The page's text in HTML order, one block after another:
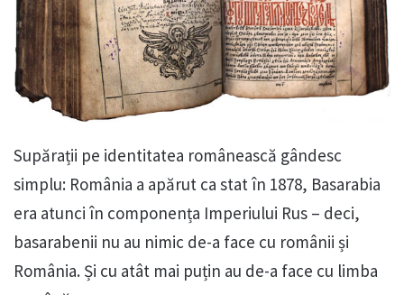
Supărații pe identitatea românească gândesc
simplu: România a apărut ca stat în 1878, Basarabia
era atunci în componența Imperiului Rus – deci,
basarabenii nu au nimic de-a face cu românii și
România. Și cu atât mai puțin au de-a face cu limba